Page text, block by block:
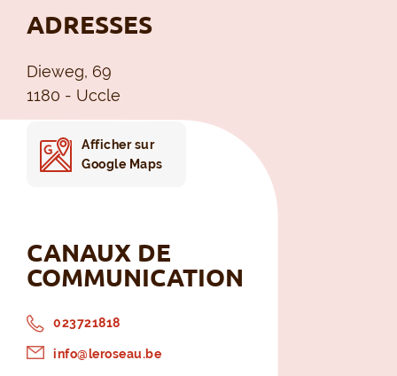
ADRESSES
Dieweg, 69
1180 - Uccle
Afficher sur
Google Maps
CANAUX DE
COMMUNICATION
023721818
info@leroseau.be